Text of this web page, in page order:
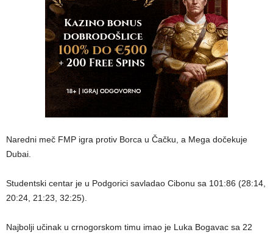
Naredni meč FMP igra protiv Borca u Čačku, a Mega dočekuje
Dubai.
Studentski centar je u Podgorici savladao Cibonu sa 101:86 (28:14,
20:24, 21:23, 32:25).
Najbolji učinak u crnogorskom timu imao je Luka Bogavac sa 22